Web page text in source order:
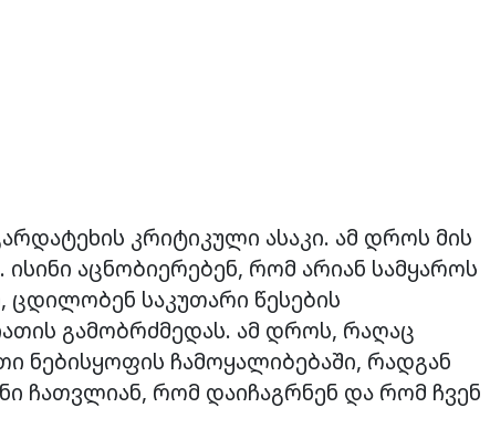
კრიტიკული ასაკი. ამ დროს მის
აცნობიერებენ, რომ არიან სამყაროს
საკუთარი წესების
გამობრძმედას. ამ დროს, რაღაც
ნებისყოფის ჩამოყალიბებაში, რადგან
ჩათვლიან, რომ დაიჩაგრნენ და რომ ჩვენ